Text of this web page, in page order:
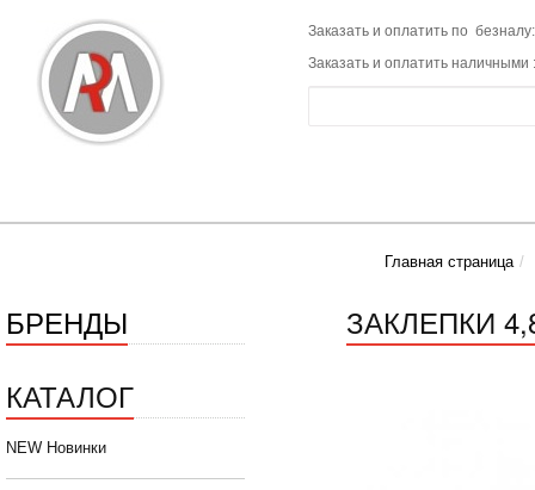
Заказать и оплатить по
Заказать и оплатить наличными
Главная страница
БРЕНДЫ
КАТАЛОГ
NEW Новинки
ЗАКЛЕПКИ